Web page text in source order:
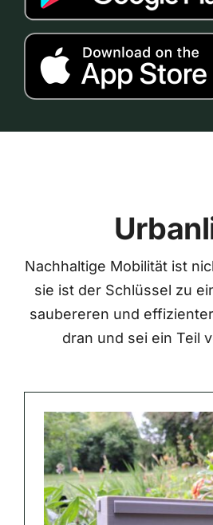
Nachhaltige Mobilität ist
sie ist der Schlüssel zu
saubereren und
dran und sei ein Teil